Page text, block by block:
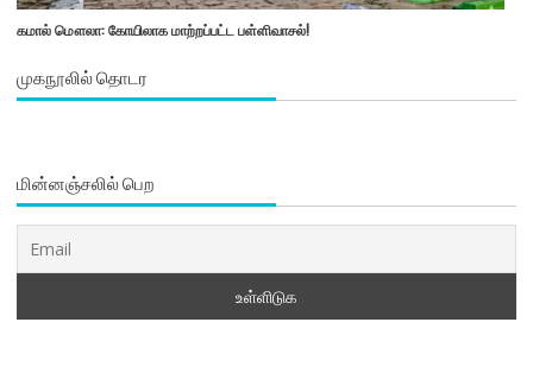
கமால் மௌலா: கோயிலாக மாற்றப்பட்ட பள்ளிவாசல்!
முகநூலில் தொடர
மின்னஞ்சலில் பெற